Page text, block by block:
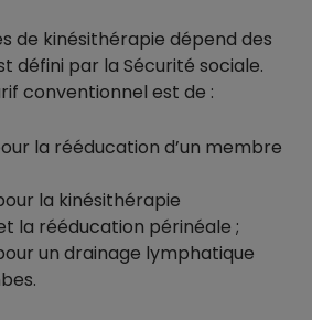
de kinésithérapie dépend des
défini par la Sécurité sociale.
conventionnel est de :
la rééducation d’un membre
la kinésithérapie
la rééducation périnéale ;
un drainage lymphatique